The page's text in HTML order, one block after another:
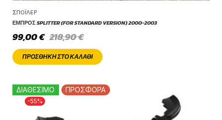
ΣΠΌΙΛΕΡ
ΕΜΠΡΌΣ SPLITTER (FOR STANDARD VERSION) 2000-2003
218,90€
99,00€
ΠΡΟΣΘΉΚΗ ΣΤΟ ΚΑΛΆΘΙ
-55%
ΔΙΑΘΕΣΙΜΟ ΠΡΟΣΦΟΡΑ